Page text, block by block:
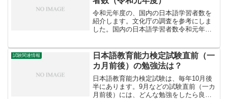
令和元年度の、国内の日本語学習者数を
紹介します。文化庁の調査を参考にしま
した。国内の日本語学習者数令和元年度
ました。 令和元年度＝27万7857人 平成
30年...
試験関連情報
日本語教育能力検定試験直前（一
カ月前後）の勉強法は？
日本語教育能力検定試験は、毎年10月後
半にあります。9月などの試験直前（一カ
月前後）には、どんな勉強をしたら良い